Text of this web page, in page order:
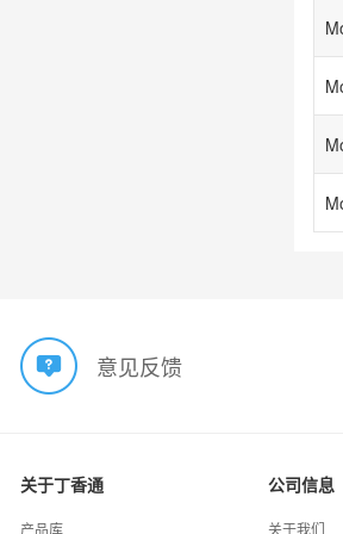
意见反馈
关于丁香通
产品库
公司信息
关于我们